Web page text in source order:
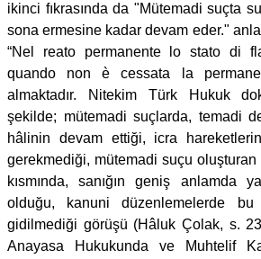
ikinci fıkrasında da "Mütemadi suçta
sona ermesine kadar devam eder."
“Nel reato permanente lo stato di
quando non è cessata la
almaktadır. Nitekim Türk Hukuk
şekilde; mütemadi suçlarda, temadi
hâlinin devam ettiği, icra
gerekmediği, mütemadi suçu
kısmında, sanığın geniş anlamda
olduğu, kanuni düzenlemelerde
gidilmediği görüşü (Hâluk Çolak, s.
Anayasa Hukukunda ve Muhtelif